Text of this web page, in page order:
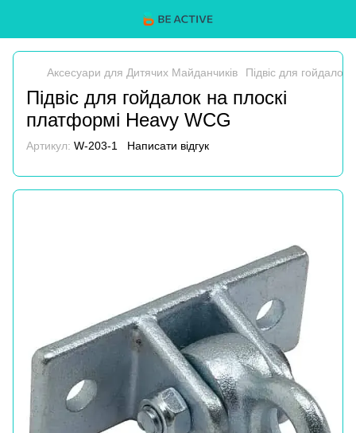
Аксесуари для Дитячих Майданчиків Підвіс для
Підвіс для гойдалок на плоскі
платформі Heavy WCG
Артикул: W-203-1 Написати відгук